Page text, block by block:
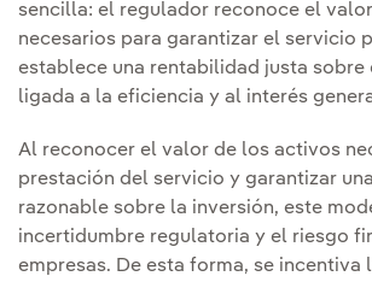
sencilla: el regulador reconoce el
necesarios para garantizar el servicio
establece una rentabilidad justa sobre
ligada a la eficiencia y al interés
Al reconocer el valor de los activos
prestación del servicio y garantizar
razonable sobre la inversión, este
incertidumbre regulatoria y el riesgo
empresas. De esta forma, se incentiva